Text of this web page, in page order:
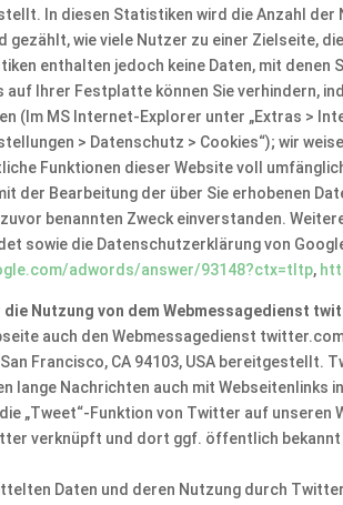
In diesen Statistiken wird die Anzahl der
gezählt, wie viele Nutzer zu einer Zielseite,
enthalten jedoch keine Daten, mit denen
auf Ihrer Festplatte können Sie verhindern,
(Im MS Internet-Explorer unter „Extras >
> Datenschutz > Cookies“); wir
Funktionen dieser Website voll
der Bearbeitung der über Sie erhobenen
benannten Zweck einverstanden.
sowie die Datenschutzerklärung von
adwords/answer/93148?ctx=tltp,
Nutzung von dem Webmessagedienst
auch den Webmessagedienst
Francisco, CA 94103, USA bereitgestellt.
lange Nachrichten auch mit Webseitenlinks
„Tweet“-Funktion von Twitter auf unseren
verknüpft und dort ggf. öffentlich bekannt
Daten und deren Nutzung durch